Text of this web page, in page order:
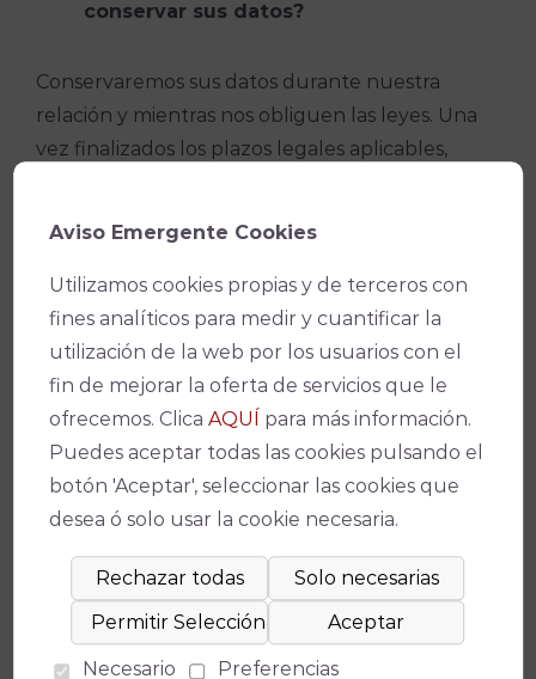
conservar sus datos?
Conservaremos sus datos durante nuestra
relación y mientras nos obliguen las leyes. Una
vez finalizados los plazos legales aplicables,
¿Cuáles son sus derechos de
protección de datos?
En cualquier momento puede dirigirse a
nosotros para saber qué información tenemos
sobre usted, rectificarla si fuese incorrecta y
eliminarla una vez finalizada nuestra relación, en
el caso de que ello sea legalmente posible.
También tiene derecho a solicitar el traspaso de
su información a otra entidad. Este derecho se
llama “portabilidad” y puede ser útil en
determinadas situaciones.
Aviso Emergente Cookies
Utilizamos cookies propias y de terceros con
fines analíticos para medir y cuantificar la
utilización de la web por los usuarios con el
fin de mejorar la oferta de servicios que le
ofrecemos. ClicaAQUÍ
para más información.
Puedes aceptar todas las cookies pulsando el
botón 'Aceptar', seleccionar las cookies que
desea ó solo usar la cookie necesaria.
Necesario
Preferencias